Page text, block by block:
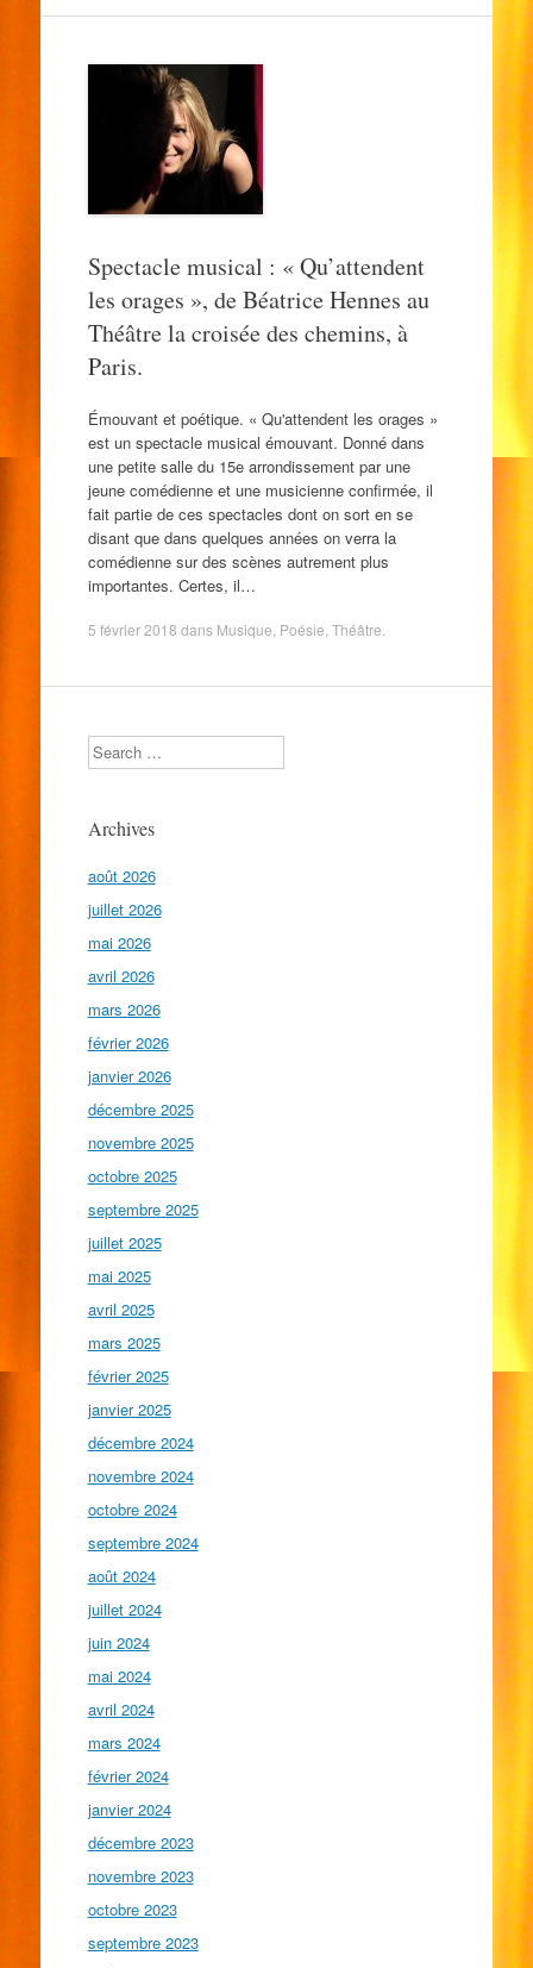
Spectacle musical : « Qu’attendent
les orages », de Béatrice Hennes au
Théâtre la croisée des chemins, à
Paris.
Émouvant et poétique. « Qu'attendent les orages »
est un spectacle musical émouvant. Donné dans
une petite salle du 15e arrondissement par une
jeune comédienne et une musicienne confirmée, il
fait partie de ces spectacles dont on sort en se
disant que dans quelques années on verra la
comédienne sur des scènes autrement plus
importantes. Certes, il…
5 février 2018 dans Musique Poésie Théâtre
Search
Archives
août 2026
juillet 2026
mai 2026
avril 2026
mars 2026
février 2026
janvier 2026
décembre 2025
novembre 2025
octobre 2025
septembre 2025
juillet 2025
mai 2025
avril 2025
mars 2025
février 2025
janvier 2025
décembre 2024
novembre 2024
octobre 2024
septembre 2024
août 2024
juillet 2024
juin 2024
mai 2024
avril 2024
mars 2024
février 2024
janvier 2024
décembre 2023
novembre 2023
octobre 2023
septembre 2023